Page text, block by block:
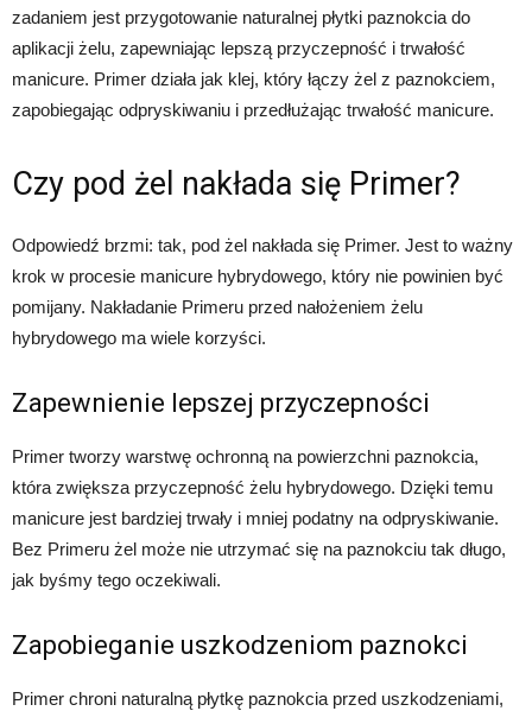
zadaniem jest przygotowanie naturalnej płytki paznokcia do
aplikacji żelu, zapewniając lepszą przyczepność i trwałość
manicure. Primer działa jak klej, który łączy żel z paznokciem,
zapobiegając odpryskiwaniu i przedłużając trwałość manicure.
Czy pod żel nakłada się Primer?
Odpowiedź brzmi: tak, pod żel nakłada się Primer. Jest to ważny
krok w procesie manicure hybrydowego, który nie powinien być
pomijany. Nakładanie Primeru przed nałożeniem żelu
hybrydowego ma wiele korzyści.
Zapewnienie lepszej przyczepności
Primer tworzy warstwę ochronną na powierzchni paznokcia,
która zwiększa przyczepność żelu hybrydowego. Dzięki temu
manicure jest bardziej trwały i mniej podatny na odpryskiwanie.
Bez Primeru żel może nie utrzymać się na paznokciu tak długo,
jak byśmy tego oczekiwali.
Zapobieganie uszkodzeniom paznokci
Primer chroni naturalną płytkę paznokcia przed uszkodzeniami,